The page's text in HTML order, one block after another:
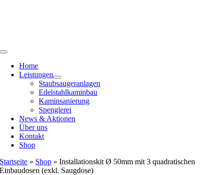
Toggle
NavigationHome
Leistungen
Staubsaugeranlagen
Edelstahlkaminbau
Kaminsanierung
Spenglerei
News & Aktionen
Über uns
Kontakt
Shop
Startseite » Shop »Installationskit Ø 50mm mit 3 quadratischen
Einbaudosen (exkl. Saugdose)